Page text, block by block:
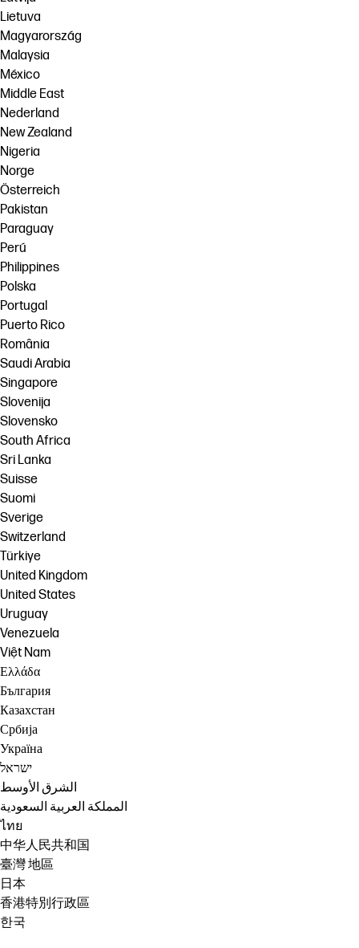
Lietuva
Magyarország
Malaysia
México
Middle East
Nederland
New Zealand
Nigeria
Norge
Österreich
Pakistan
Paraguay
Perú
Philippines
Polska
Portugal
Puerto Rico
România
Saudi Arabia
Singapore
Slovenija
Slovensko
South Africa
Sri Lanka
Suisse
Suomi
Sverige
Switzerland
Türkiye
United Kingdom
United States
Uruguay
Venezuela
Việt Nam
Ελλάδα
България
Казахстан
Србија
Україна
ישראל
الشرق الأوسط
المملكة العربية السعودية
ไทย
中华人民共和国
臺灣 地區
日本
香港特別行政區
한국